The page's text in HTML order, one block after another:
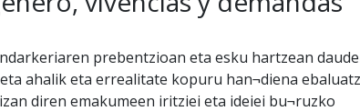
prebentzioan eta esku hartzean
ahalik eta errealitate kopuru han¬diena
diren emakumeen iritziei eta ideiei bu¬ruzko